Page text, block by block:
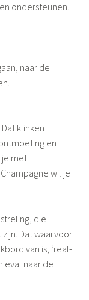
ondersteunen.
naar de
klinken
en
je met
wil je
streling, die
Dat waarvoor
van is, ‘real-
naar de